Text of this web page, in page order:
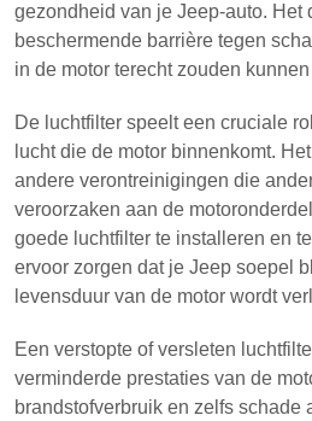
gezondheid van je Jeep-auto. Het
beschermende barrière tegen
in de motor terecht zouden
De luchtfilter speelt een cruciale
lucht die de motor binnenkomt.
andere verontreinigingen die
veroorzaken aan de
goede luchtfilter te installeren en
ervoor zorgen dat je Jeep soepel
levensduur van de motor wordt
Een verstopte of versleten
verminderde prestaties van de
brandstofverbruik en zelfs schade